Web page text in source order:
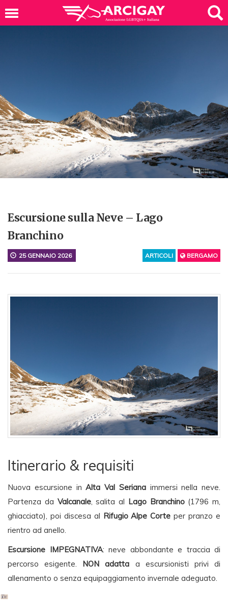
Escursione sulla Neve – Lago
Branchino
ARTICOLI BERGAMO
25 GENNAIO 2026
Itinerario & requisiti
Nuova escursione inAlta Val Serianaimmersi nella neve.
Partenza da Valcanale, salita al Lago Branchino(1796 m,
ghiacciato), poi discesa al Rifugio Alpe Corte per pranzo e
rientro ad anello.
Escursione IMPEGNATIVA: neve abbondante e traccia di
percorso esigente. NON adatta a escursionisti privi di
allenamento o senza equipaggiamento invernale adeguato.